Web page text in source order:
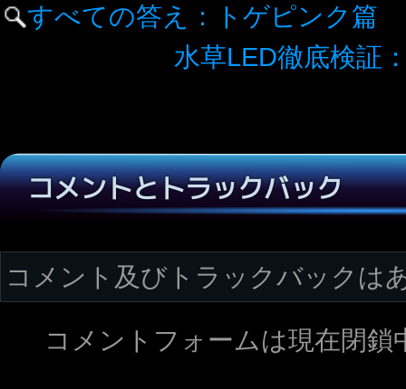
すべての答え：トゲピンク篇
水草LED徹底検証
コメントとトラックバック
コメント及びトラックバックは
コメントフォームは現在閉鎖